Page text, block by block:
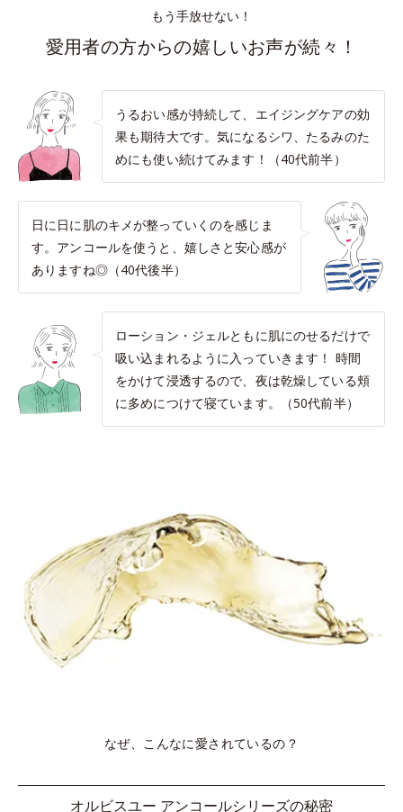
もう手放せない！
愛用者の方からの嬉しいお声が続々！
うるおい感が持続して、エイジングケアの効
果も期待大です。気になるシワ、たるみのた
めにも使い続けてみます！（40代前半）
日に日に肌のキメが整っていくのを感じま
す。アンコールを使うと、嬉しさと安心感が
ありますね◎（40代後半）
ローション・ジェルともに肌にのせるだけで
吸い込まれるように入っていきます！ 時間
をかけて浸透するので、夜は乾燥している頬
に多めにつけて寝ています。（50代前半）
なぜ、こんなに愛されているの？
オルビスユー アンコールシリーズの秘密